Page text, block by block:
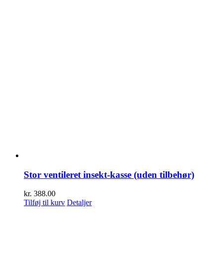
Stor ventileret insekt-kasse (uden tilbehør)
kr. 388.00
Tilføj til kurv Detaljer